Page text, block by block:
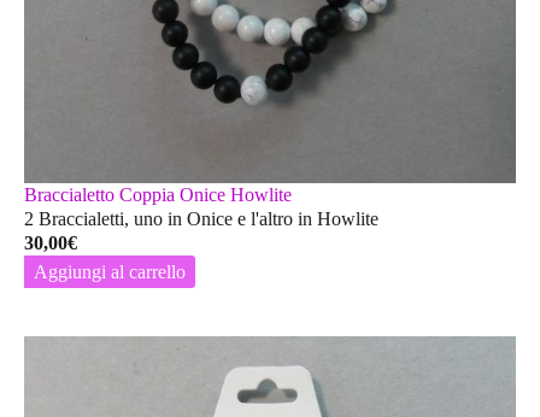
Braccialetto Coppia Onice Howlite
2 Braccialetti, uno in Onice e l'altro in Howlite
30,00€
Aggiungi al carrello